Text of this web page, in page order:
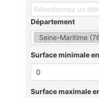
Sélectionnez un
Département
Seine-Maritime
Surface minimale
Surface maximale